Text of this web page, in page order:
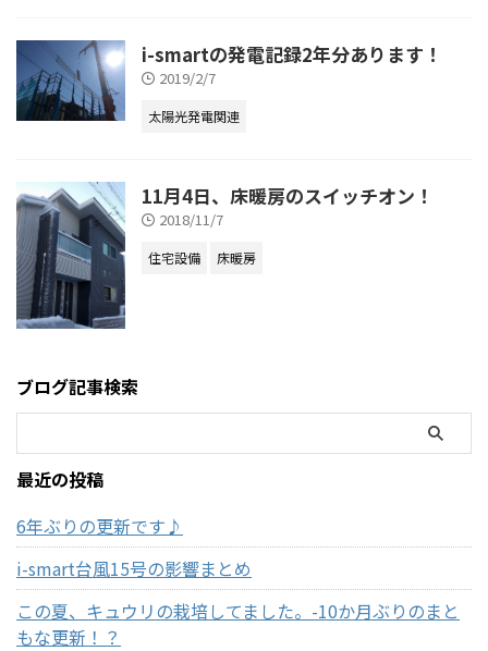
i-smartの発電記録2年分あります！
2019/2/7
太陽光発電関連
11月4日、床暖房のスイッチオン！
2018/11/7
住宅設備 床暖房
ブログ記事検索
最近の投稿
6年ぶりの更新です♪
i-smart台風15号の影響まとめ
この夏、キュウリの栽培してました。-10か月ぶりのまと
もな更新！？